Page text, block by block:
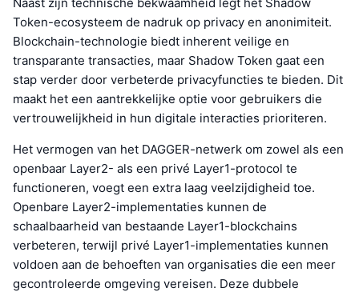
Token-ecosysteem de nadruk op privacy en anonimiteit.
Blockchain-technologie biedt inherent veilige en
transparante transacties, maar Shadow Token gaat een
stap verder door verbeterde privacyfuncties te bieden. Dit
maakt het een aantrekkelijke optie voor gebruikers die
vertrouwelijkheid in hun digitale interacties prioriteren.
Het vermogen van het DAGGER-netwerk om zowel als een
openbaar Layer2- als een privé Layer1-protocol te
functioneren, voegt een extra laag veelzijdigheid toe.
Openbare Layer2-implementaties kunnen de
schaalbaarheid van bestaande Layer1-blockchains
verbeteren, terwijl privé Layer1-implementaties kunnen
voldoen aan de behoeften van organisaties die een meer
gecontroleerde omgeving vereisen. Deze dubbele